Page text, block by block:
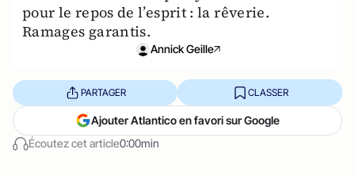
pour le repos de l’esprit : la rêverie.
Ramages garantis.
Annick Geille
Écoutez cet article0:00min
PARTAGER CLASSER
Ajouter Atlantico en favori sur Google